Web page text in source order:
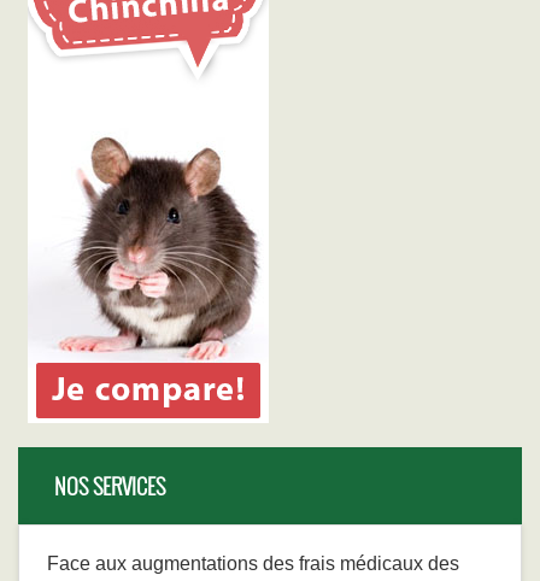
NOS SERVICES
Face aux augmentations des frais médicaux des